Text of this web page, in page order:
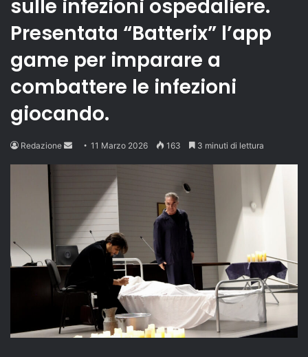
sulle infezioni ospedaliere.
Presentata “Batterix” l’app
game per imparare a
combattere le infezioni
giocando.
Redazione
Send11 Marzo 2026 163 3 minuti di lettura